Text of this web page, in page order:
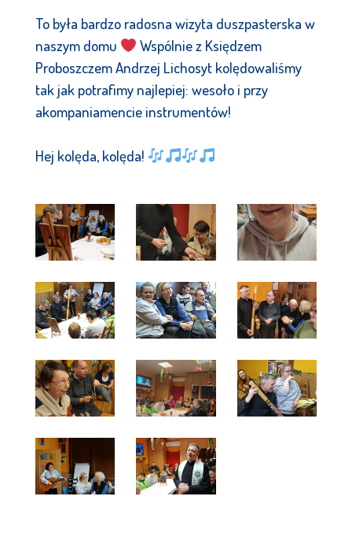
To była bardzo radosna wizyta duszpasterska w
naszym domu
Wspólnie z Księdzem
Proboszczem Andrzej Lichosyt kolędowaliśmy
tak jak potrafimy najlepiej: wesoło i przy
akompaniamencie instrumentów!
Hej kolęda, kolęda!